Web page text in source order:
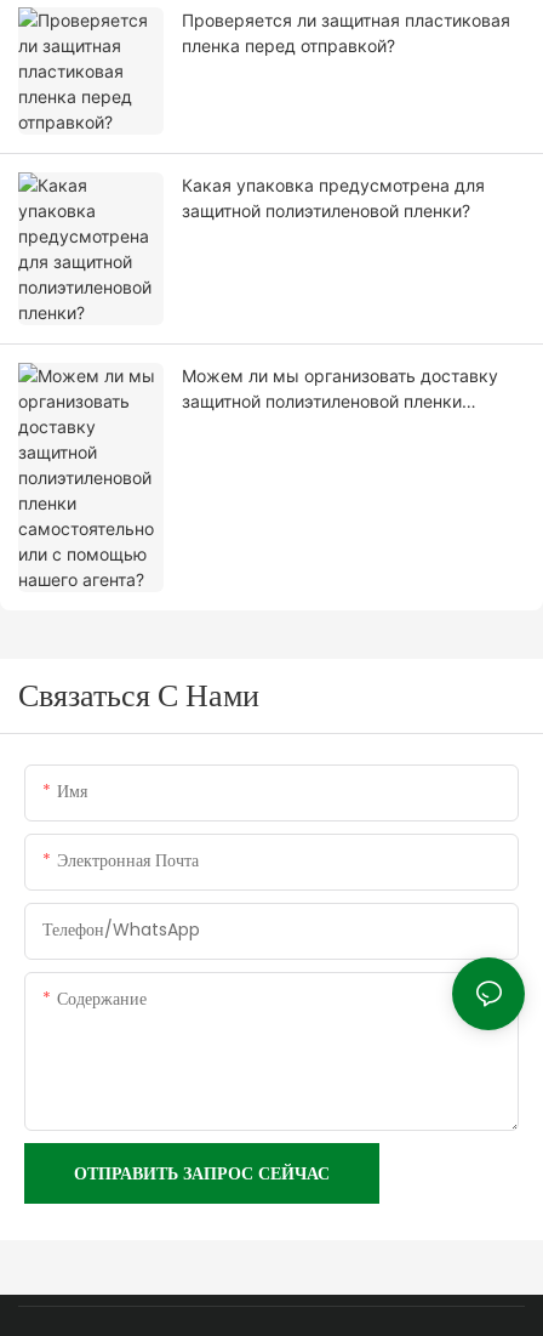
Проверяется ли защитная пластиковая
пленка перед отправкой?
Какая упаковка предусмотрена для
защитной полиэтиленовой пленки?
Можем ли мы организовать доставку
защитной полиэтиленовой пленки
Связаться С Нами
Имя
Электронная Почта
Телефон/WhatsApp
Содержание
ОТПРАВИТЬ ЗАПРОС СЕЙЧАС